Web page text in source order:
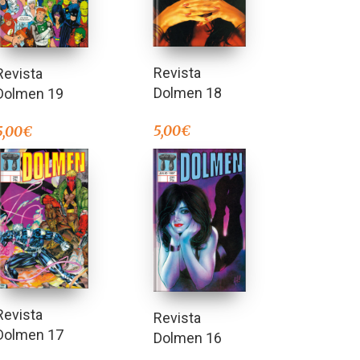
19
€
Revista
Dolmen 18
5,00€
17
Revista
Dolmen 16